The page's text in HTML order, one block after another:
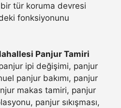
bir tür koruma devresi
fonksiyonunu
Panjur Tamiri
ipi değişimi, panjur
panjur bakımı, panjur
makas tamiri, panjur
panjur sıkışması,